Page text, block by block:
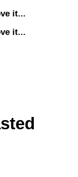
it...
it...